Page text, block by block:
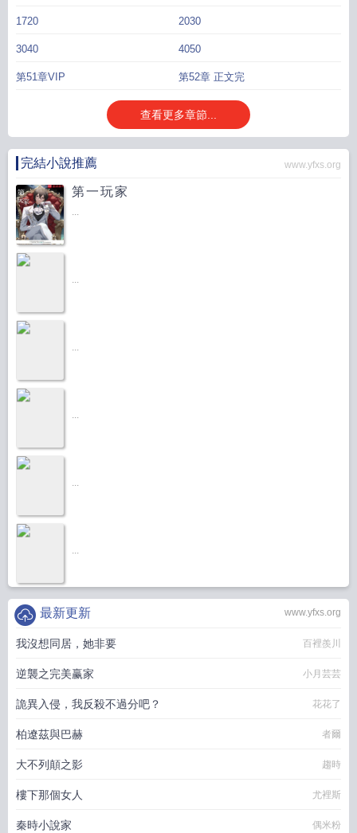
1720 2030
3040 4050
第51章VIP 第52章 正文完
查看更多章節...
完結小說推薦 www.yfxs.org
第一玩家
...
...
...
...
...
...
www.yfxs.org
最新更新
我沒想同居，她非要 百裡羨川
逆襲之完美赢家 小月芸芸
詭異入侵，我反殺不過分吧？ 花花了
柏遼茲與巴赫 者爾
大不列顛之影 趨時
樓下那個女人 尤裡斯
秦時小說家 偶米粉